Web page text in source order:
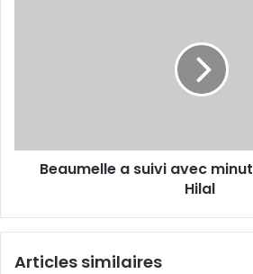
Beaumelle a suivi avec
Hilal
Articles similaires